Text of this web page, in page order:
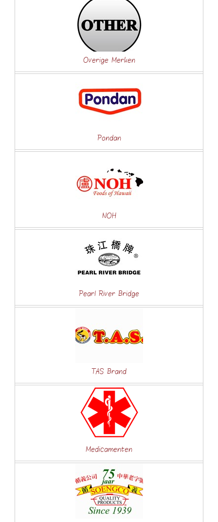
Overige Merken
Pondan
NOH
Pearl River Bridge
TAS Brand
Medicamenten